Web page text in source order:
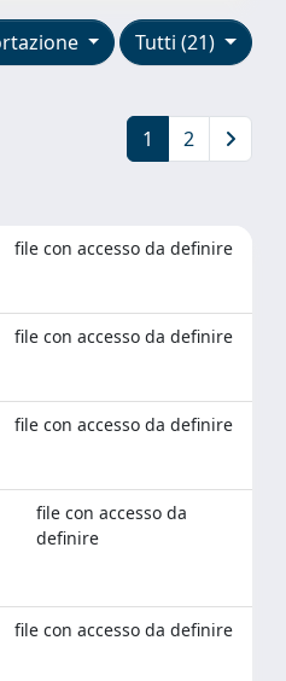
Tutti (21)
1 2
file con accesso da definire
file con accesso da definire
file con accesso da definire
file con accesso da
definire
file con accesso da definire